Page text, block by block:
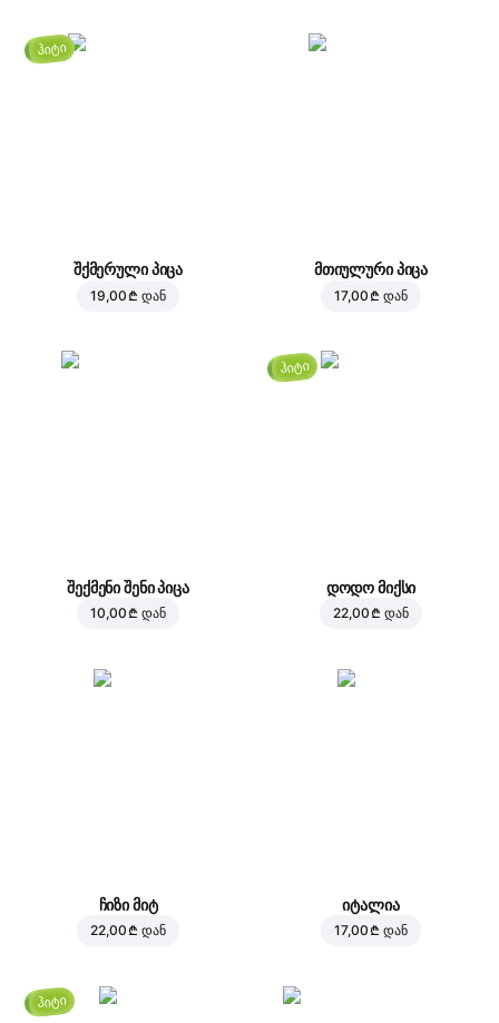
ჰიტი
შქმერული პიცა
19,00 ₾ დან
მთიულური პიცა
17,00 ₾ დან
შექმენი შენი პიცა
10,00 ₾ დან
ჰიტი
დოდო მიქსი
22,00 ₾ დან
ჩიზი მიტ
22,00 ₾ დან
იტალია
17,00 ₾ დან
ჰიტი